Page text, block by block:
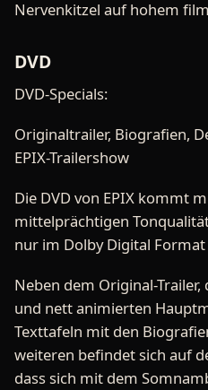
Nervenkitzel auf hohem
DVD
DVD-Specials:
Originaltrailer, Biografien,
EPIX-Trailershow
Die DVD von EPIX kommt
mittelprächtigen
nur im Dolby Digital
Neben dem Original-
und nett animierten
Texttafeln mit den
weiteren befindet sich auf
dass sich mit dem